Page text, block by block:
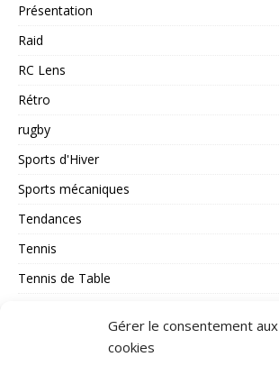
Gérer le consentement aux
cookies
Présentation
Raid
RC Lens
Rétro
rugby
Sports d'Hiver
Sports mécaniques
Tendances
Tennis
Tennis de Table